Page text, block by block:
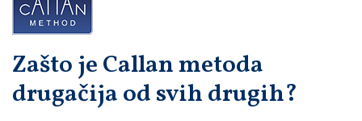
Zašto je Callan metoda
drugačija od svih drugih?